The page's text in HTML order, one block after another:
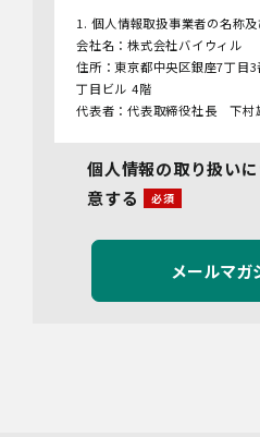
1. 個人情報取扱事業者の名称
会社名：株式会社バイウィル
住所：東京都中央区銀座7丁目
丁目ビル 4階
代表者：代表取締役社長 下村
管理者名：管理部長
連絡先：info@bywill.co.jp
3.利用目的
当社で取り扱う個人情報（個
り定義された「個人情報」をい
の利用目的は以下のとおりです
個人情報の取り扱い
意する